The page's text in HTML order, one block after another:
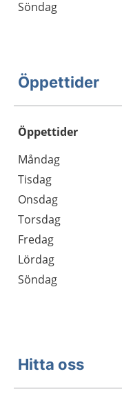
Söndag
Öppettider
Öppettider
Dag
Öppettider
Kommentarer
Måndag
Tisdag
Onsdag
Torsdag
Fredag
Lördag
Söndag
Hitta oss